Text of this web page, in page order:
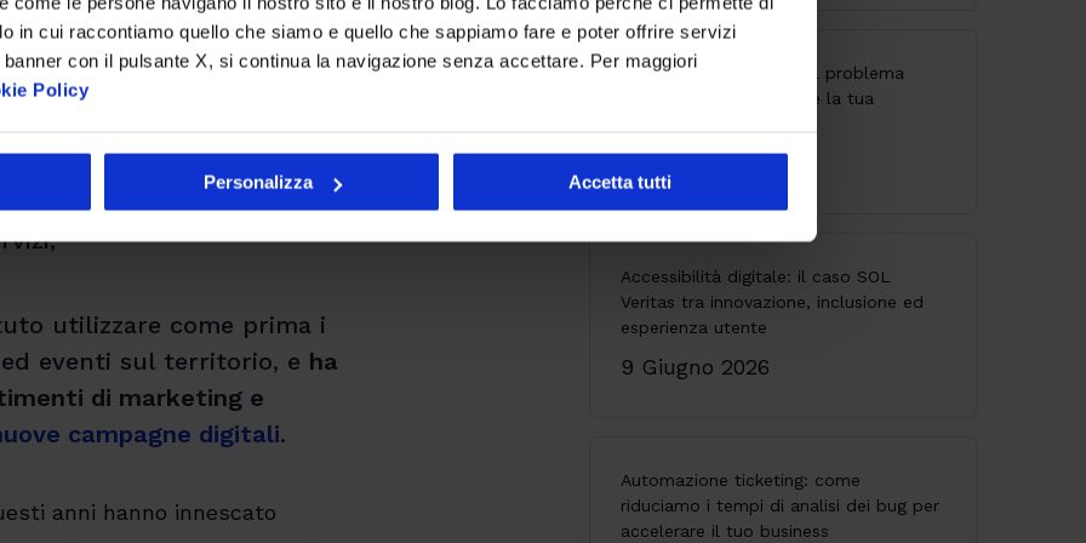
in cui raccontiamo quello che siamo e quello che sappiamo fare e poter offrire servizi
con il pulsante X, si continua la navigazione senza accettare. Per maggiori
Policy
Personalizza Accetta tutti
più referentiin loco –si è
reperimento delle
tecnici o chiamando il
con nuovimindsetdi
utilizzare come prima i
eventi sul territorio, e ha
di marketing e
campagne digitali.
anni hanno innescato
API senza governance: il problema
invisibile che indebolisce la tua
Accessibilità digitale: il caso SOL
Veritas tra innovazione, inclusione ed
esperienza utente
9 Giugno 2026
Automazione ticketing: come
riduciamo i tempi di analisi dei bug per
accelerare il tuo business